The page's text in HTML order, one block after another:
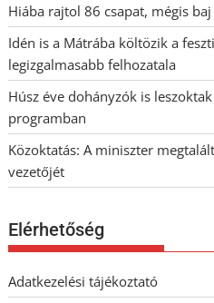
Hiába rajtol 86 csapat, mégis
Idén is a Mátrába költözik a
legizgalmasabb felhozatala
Húsz éve dohányzók is
programban
Közoktatás: A miniszter
vezetőjét
Elérhetőség
Adatkezelési tájékoztató